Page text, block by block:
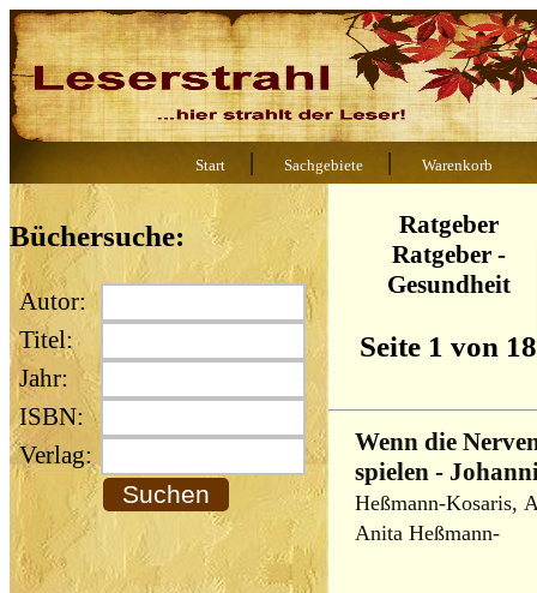
Start | Sachgebiete | Warenkorb
Büchersuche:
Autor:
Titel:
Jahr:
ISBN:
Verlag:
Ratgeber
Ratgeber -
Gesundheit
Seite 1 von 18
Wenn die
spielen -
Heßmann-Kosaris,
Anita Heßmann-